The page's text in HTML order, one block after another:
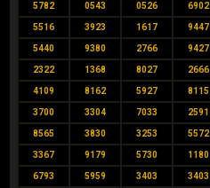
5782 0543 0526 6902
5516 3923 1617 9447
5440 9380 2766 9427
2322 1368 8027 2666
4109 8162 5927 8115
3700 3304 7033 2591
8565 3830 3253 5572
3367 9179 5730 1180
6793 5959 3403 3403